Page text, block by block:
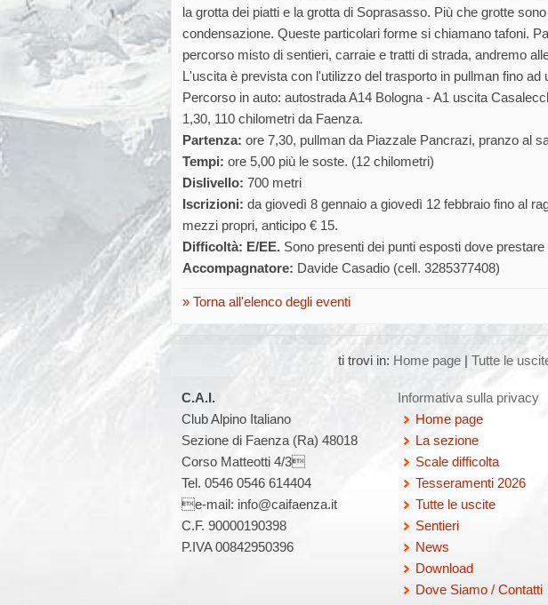
la grotta dei piatti e la grotta di Soprasasso. Più che grotte
condensazione. Queste particolari forme si chiamano tafoni.
percorso misto di sentieri, carraie e tratti di strada, andremo
L'uscita è prevista con l'utilizzo del trasporto in pullman fino
Percorso in auto: autostrada A14 Bologna - A1 uscita
1,30, 110 chilometri da Faenza.
Partenza: ore 7,30, pullman da Piazzale Pancrazi, pranzo al
Tempi: ore 5,00 più le soste. (12 chilometri)
Dislivello: 700 metri
Iscrizioni: da giovedì 8 gennaio a giovedì 12 febbraio fino al
mezzi propri, anticipo € 15.
Difficoltà: E/EE. Sono presenti dei punti esposti dove prestare
Accompagnatore: Davide Casadio (cell. 3285377408)
Torna all'elenco degli eventi
ti trovi in: Home page| Tutte le
C.A.I.
Club Alpino Italiano
Sezione di Faenza (Ra) 48018
Corso Matteotti 4/3
Tel. 0546 0546 614404
e-mail: info@caifaenza.it
C.F. 90000190398
P.IVA 00842950396
Informativa sulla privacy
Home page
La sezione
Scale difficolta
Tesseramenti 2026
Tutte le uscite
Sentieri
News
Download
Dove Siamo / Contatti